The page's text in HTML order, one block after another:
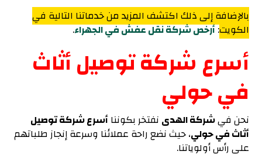
بالإضافة إلى ذلك اكتشف المزيد من خدماتنا التالية في
الكويت:أرخص شركة نقل عفش في الجهراء.
أسرع شركة توصيل أثاث
في حولي
نحن فيشركة الهدى نفتخر بكونناأسرع شركة توصيل
أثاث في حولي، حيث نضع راحة عملائنا وسرعة إنجاز طلباتهم
على رأس أولوياتنا.